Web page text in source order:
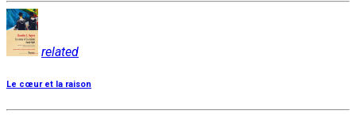
related
Le cœur et la raison